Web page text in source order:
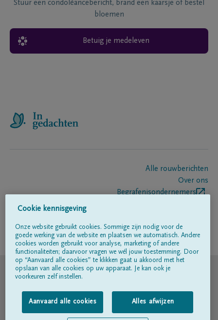
Stuur een condoléancebericht, brand een kaarsje of bestel
bloemen
Betuig je medeleven
Alle rouwberichten
Over ons
Begrafenisondernemers
Volg ons op
© DELA
Gebruiksvoorwaarden
Privacyverklaring
Cookie kennisgeving
Onze website gebruikt cookies. Sommige zijn nodig voor de
goede werking van de website en plaatsen we automatisch. Andere
cookies worden gebruikt voor analyse, marketing of andere
functionaliteiten; daarvoor vragen we wél jouw toestemming. Door
op “Aanvaard alle cookies” te klikken gaat u akkoord met het
opslaan van alle cookies op uw apparaat. Je kan ook je
voorkeuren zelf instellen.
Aanvaard alle cookies Alles afwijzen